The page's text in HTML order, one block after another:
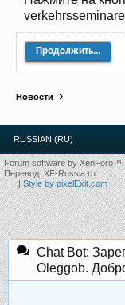
Продолжить...
Новости
RUSSIAN (RU)
Forum software by XenForo™
Перевод:XF-Russia.ru
|Style by pixelExit.com
Chat Bot:
Oleggob.